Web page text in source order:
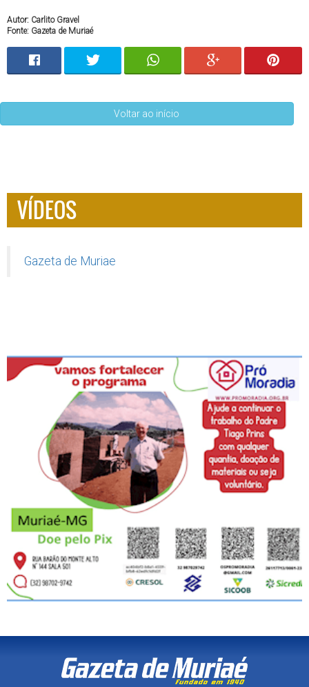
Autor: Carlito Gravel
Fonte: Gazeta de Muriaé
Voltar ao início
VÍDEOS
Gazeta de Muriae